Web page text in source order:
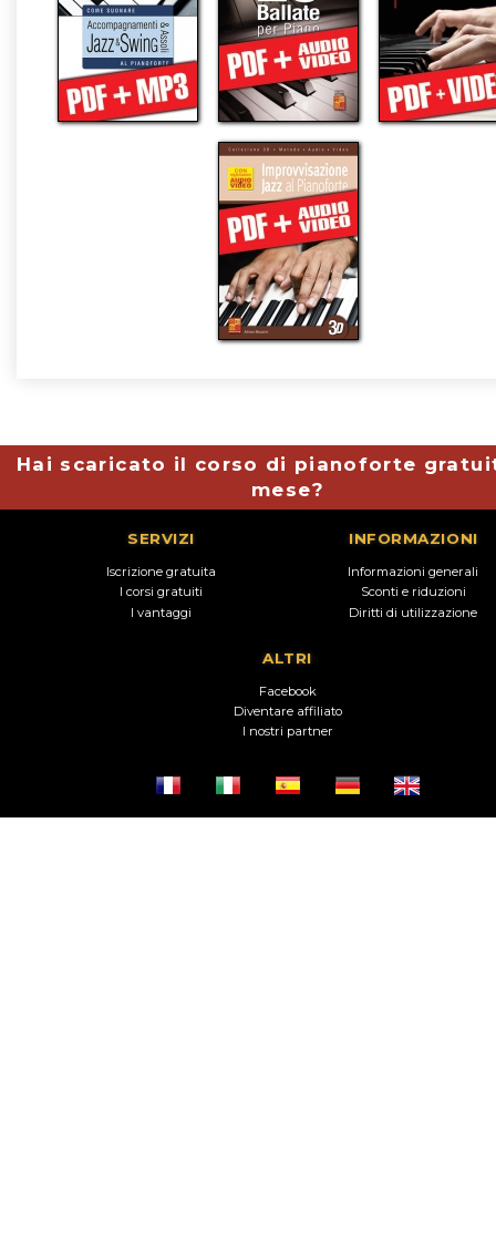
Hai scaricato il corso di pianoforte
mese?
SERVIZI
Iscrizione gratuita
I corsi gratuiti
I vantaggi
INFORMAZIONI
Informazioni generali
Sconti e riduzioni
Diritti di utilizzazione
ALTRI
Facebook
Diventare affiliato
I nostri partner